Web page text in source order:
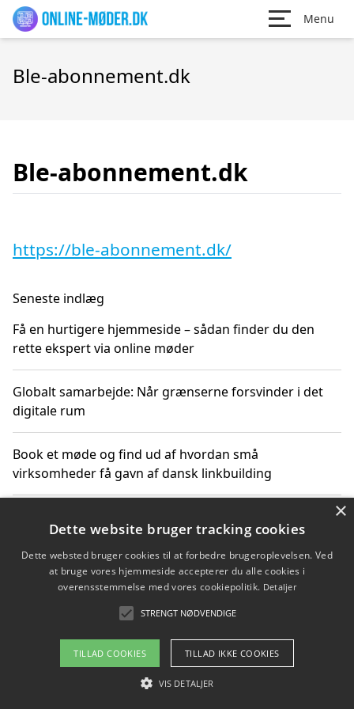
Menu
Ble-abonnement.dk
Ble-abonnement.dk
https://ble-abonnement.dk/
Seneste indlæg
Få en hurtigere hjemmeside – sådan finder du den
rette ekspert via online møder
Globalt samarbejde: Når grænserne forsvinder i det
digitale rum
Book et møde og find ud af hvordan små
virksomheder få gavn af dansk linkbuilding
får du indgår et samarbejde
Hold et møde med en WordPress ekspert og vælg den
mest professionelle til at vedligeholde din løsning
Copyright 2026 - Pilanto Aps
Om / kontakt
×
Dette website bruger tracking cookies
Dette websted bruger cookies til at forbedre brugeroplevelsen. Ved
at bruge vores hjemmeside accepterer du alle cookies i
overensstemmelse med vores cookiepolitik. Detaljer
STRENGT NØDVENDIGE
TILLAD COOKIES TILLAD IKKE COOKIES
VIS DETALJER